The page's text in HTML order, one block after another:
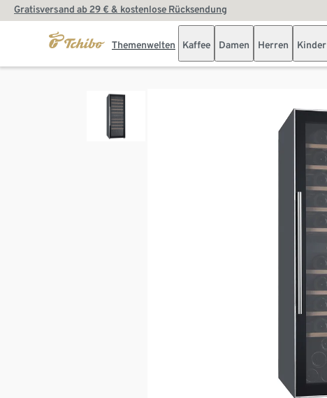
Gratisversand ab 29 € & kostenlose Rücksendung
Themenwelten Kaffee Damen Herren Kinder